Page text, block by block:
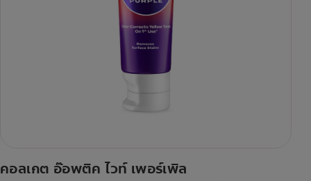
คอลเกต อ๊อพติค ไวท์ เพอร์เพิล